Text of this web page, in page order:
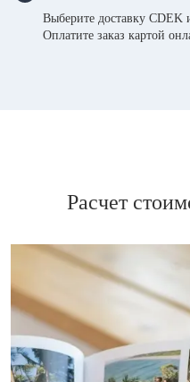
Выберите доставку CDEK
Оплатите заказ картой
Расчет